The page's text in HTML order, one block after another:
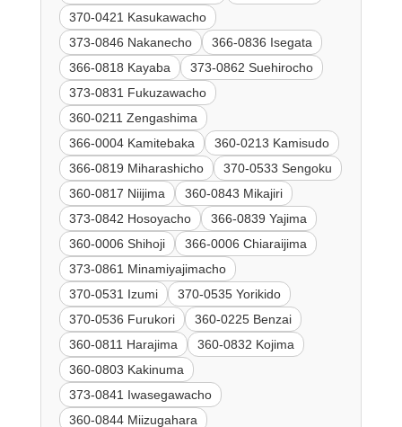
370-0421 Kasukawacho
373-0846 Nakanecho
366-0836 Isegata
366-0818 Kayaba
373-0862 Suehirocho
373-0831 Fukuzawacho
360-0211 Zengashima
366-0004 Kamitebaka
360-0213 Kamisudo
366-0819 Miharashicho
370-0533 Sengoku
360-0817 Niijima
360-0843 Mikajiri
373-0842 Hosoyacho
366-0839 Yajima
360-0006 Shihoji
366-0006 Chiaraijima
373-0861 Minamiyajimacho
370-0531 Izumi
370-0535 Yorikido
370-0536 Furukori
360-0225 Benzai
360-0811 Harajima
360-0832 Kojima
360-0803 Kakinuma
373-0841 Iwasegawacho
360-0844 Miizugahara